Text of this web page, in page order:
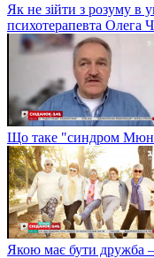
Як не зійти з розуму в
психотерапевта Олега
Що таке "синдром
Якою має бути дружба